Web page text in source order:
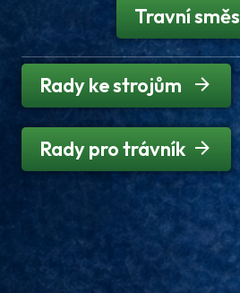
Travní směs
Rady ke strojům
Rady pro trávník